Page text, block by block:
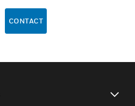
CONTACT